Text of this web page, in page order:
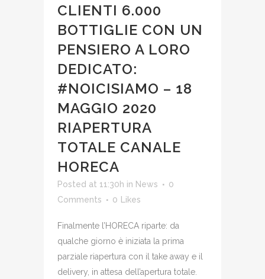
CLIENTI 6.000
BOTTIGLIE CON UN
PENSIERO A LORO
DEDICATO:
#NOICISIAMO – 18
MAGGIO 2020
RIAPERTURA
TOTALE CANALE
HORECA
Posted at 11:30h in News
0
Comments
0 Likes
Finalmente l’HORECA riparte: da
qualche giorno è iniziata la prima
parziale riapertura con il take away e il
delivery, in attesa dell’apertura totale.